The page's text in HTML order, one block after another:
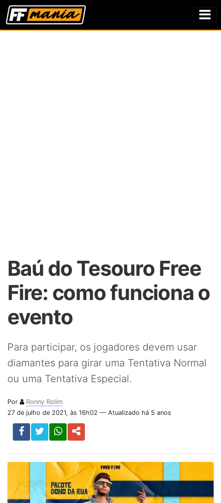
Baú do Tesouro Free
Fire: como funciona o
evento
Para participar, os jogadores devem usar
diamantes para girar uma Tentativa Normal
ou uma Tentativa Especial.
Por
Ronny Rolim
27 de julho de 2021, às 16h02 — Atualizado há 5 anos